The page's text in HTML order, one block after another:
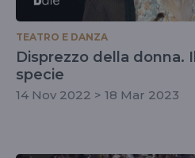
TEATRO E DANZA
Disprezzo della donna.
specie
14 Nov 2022 > 18 Mar 2023